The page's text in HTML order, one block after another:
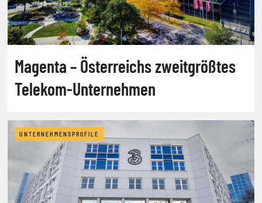
Magenta – Österreichs zweitgrößtes
Telekom-Unternehmen
UNTERNEHMENSPROFILE